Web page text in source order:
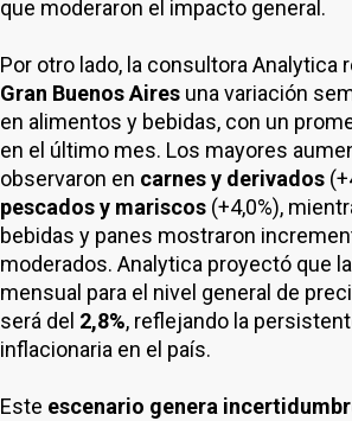
que moderaron el impacto general.
Por otro lado, la consultora Analytica
Gran Buenos Aires una variación
en alimentos y bebidas, con un
en el último mes. Los mayores
observaron en carnes y derivados
pescados y mariscos (+4,0%),
bebidas y panes mostraron
moderados. Analytica proyectó que
mensual para el nivel general de
será del 2,8%, reflejando la
inflacionaria en el país.
Este escenario genera